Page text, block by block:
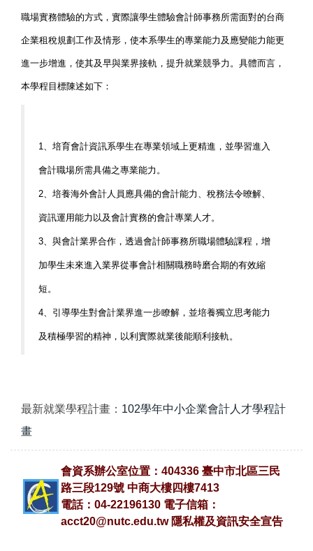
職場實務體驗的方式，實際讓學生體驗會計師事務所需面對的台商
企業租稅規劃工作及情形，使本系學生的專業能力及應變能力能更
進一步增進，使其及早與業界接軌，提升就業競爭力。具體而言，
本學程目標陳述如下：
1、培育會計資訊系學生在專業領域上更精進，並學習進入
會計職場所需具備之專業能力。
2、培養海外會計人員應具備的會計能力、稅務法令暸解、
資訊運用能力以及會計實務的會計專業人才。
3、與會計業界合作，透過會計師事務所職場體驗課程，增
加學生未來進入業界從事會計相關職務時磨合期的有效縮
短。
4、引導學生對會計業界進一步瞭解，並培養獨立思考能力
及積極學習的精神，以利實際就業後能順利接軌。
最新就業學程計畫： 102學年中小企業會計人才學程計
畫
會資系辦公室位置：404336 臺中市北區三民
路三段129號 中商大樓四樓7413
電話：04-22196130 電子信箱：
acct20@nutc.edu.tw 隱私權及資訊安全宣告